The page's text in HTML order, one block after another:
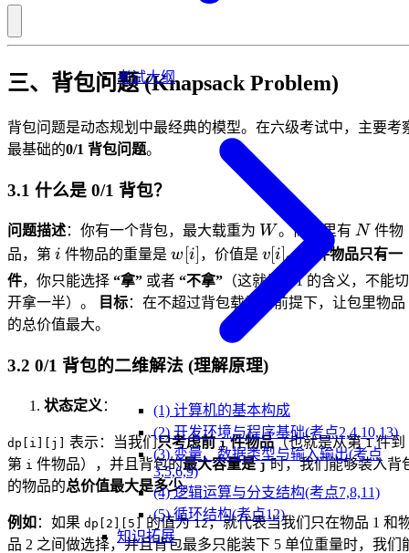
考试大纲
(1) 计算机的基本构成
(2) 开发环境与程序基础(考点2,4,10,13)
(3) 变量、数据类型与输入输出(考点
3,5,6,9)
(4) 逻辑运算与分支结构(考点7,8,11)
(5) 循环结构(考点12)
知识拓展
三、背包问题 (Knapsack Problem)
背包问题是动态规划中最经典的模型。在六级考试中，主要考
最基础的0/1 背包问题。
3.1 什么是 0/1 背包？
问题描述：你有一个背包，最大载重为 W
W。商店里有 N
N 件物
品，第 i
i 件物品的重量是 w[i]
w [i] ，价值是 v[i]
v[i]。
每件物品只有一
件，你只能选择 “拿” 或者 “不拿” （这就是 0/1 的含义，不能切
开拿一半）。
目标：在不超过背包载重的前提下，让包里物品
的总价值最大。
3.2 0/1 背包的二维解法 (理解原理)
状态定义 ：
dp[i][j] 表示：当我们只考虑前i件物品（也就是从第1件到
第 i 件物品），并且背包的最大容量是j时，我们能够装入背
的物品的总价值最大是多少。
例如 ：如果 dp[2][5] 的值为12，就代表当我们只在物品 1 和
品 2 之间做选择，并且背包最多只能装下 5 单位重量时，我们